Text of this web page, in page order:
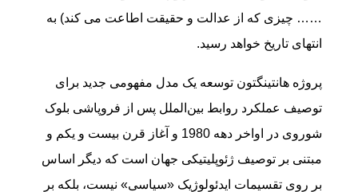
…… چیزی که از عدالت و حقیقت اطاعت می کند) به
انتهای تاریخ خواهد رسید.
پروژه هانتینگتون توسعه یک مدل مفهومی جدید برای
توصیف عملکرد روابط بین‌الملل پس از فروپاشی بلوک
شوروی در اواخر دهه 1980 و آغاز قرن بیست و یکم و
مبتنی بر توصیف ژئوپلیتیکی جهان است که دیگر اساس
بر روی تقسیمات ایدئولوژیک «سیاسی» نیست، بلکه بر